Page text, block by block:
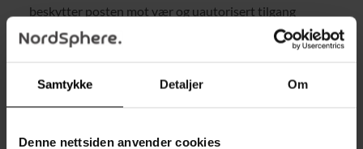
Samtykke Detaljer Om
Denne nettsiden anvender cookies
beskytter posten mot vær og uautorisert tilgang
Gir en sikker og heldekkende beskyttelse for brevene dine
Tre transparente visningsvinduer gjør at du raskt kan se